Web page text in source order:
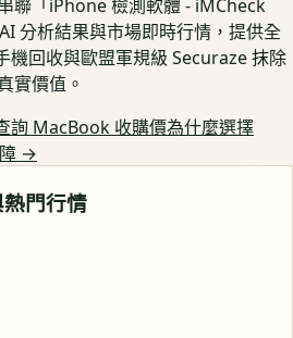
聯「iPhone 檢測軟體 - iMCheck
分析結果與市場即時行情，提供全
機回收與歐盟軍規級 Securaze 抹除
實價值。
詢 MacBook 收購價為什麼選擇
→
門行情